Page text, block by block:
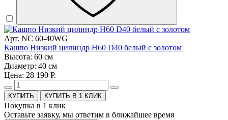
Арт. NC 60-40WG
Кашпо Низкий цилиндр H60 D40 белый с золотом
Высота: 60 см
Диаметр: 40 см
Цена: 28 190 Р.
КУПИТЬ В 1 КЛИК
Покупка в 1 клик
Оставьте заявку, мы ответим в ближайшее время